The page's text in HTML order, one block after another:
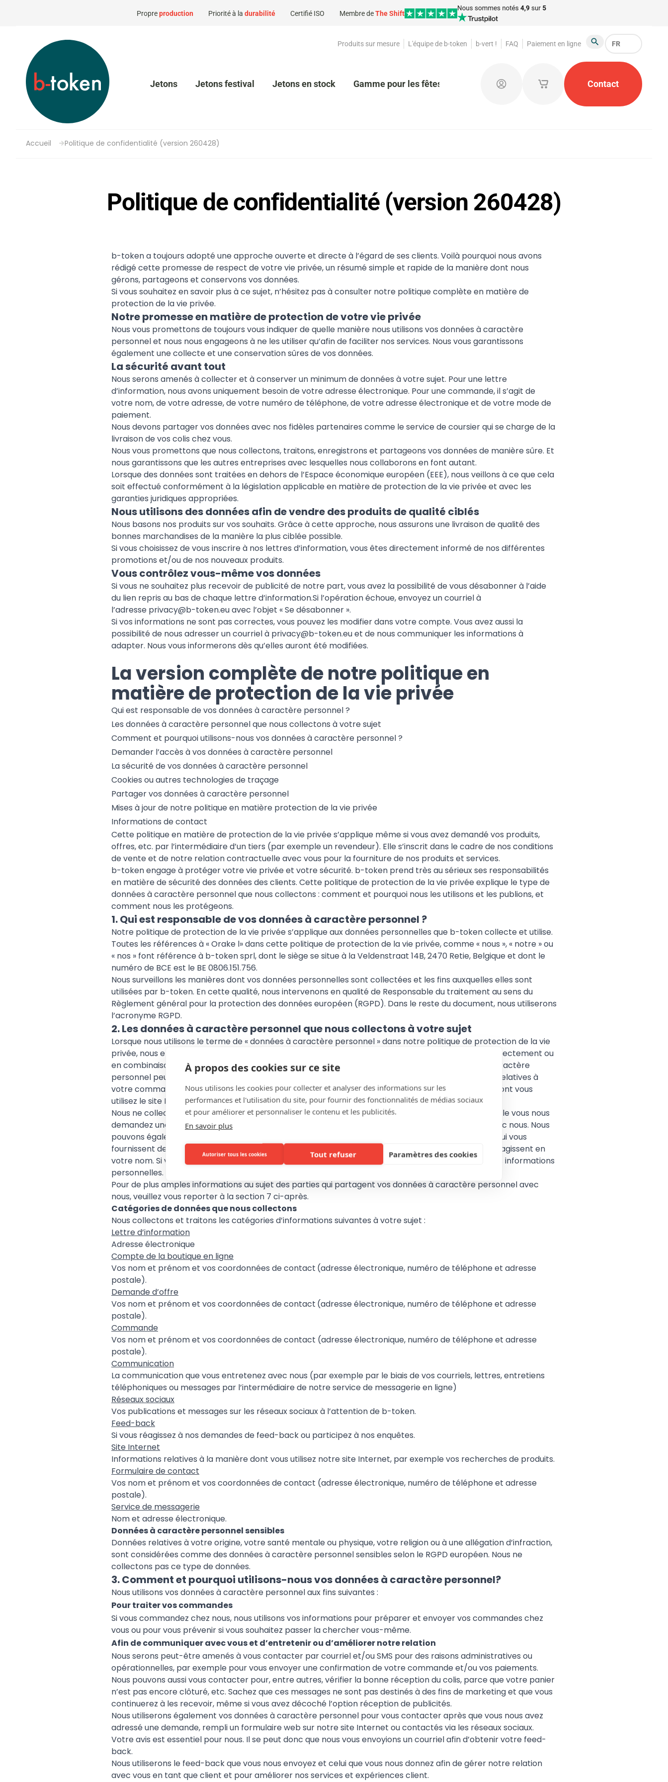
À propos des cookies sur ce site
Nous utilisons les cookies pour collecter et analyser des informations sur les
performances et l'utilisation du site, pour fournir des fonctionnalités de médias sociaux
et pour améliorer et personnaliser le contenu et les publicités.
En savoir plus
Autoriser tous les cookies Tout refuser Paramètres des cookies
Propreproduction Priorité à la durabilité Certifié ISO Membre deThe Shift
Produits sur mesure L'équipe de b-token b-vert ! FAQ Paiement en ligne
Chercher
FR
Jetons Jetons festival Jetons en stock Gamme pour les fêtes foraines Jetons de garde-robe Produits
Connectez-vousMes paniers d'achat enregistrés
Contact
Accueil Politique de confidentialité (version 260428)
Politique de confidentialité (version 260428)
b-token a toujours adopté une approche ouverte et directe à l’égard de ses clients. Voilà pourquoi nous avons
rédigé cette promesse de respect de votre vie privée, un résumé simple et rapide de la manière dont nous
gérons, partageons et conservons vos données.
Si vous souhaitez en savoir plus à ce sujet, n’hésitez pas à consulter notre politique complète en matière de
protection de la vie privée.
Notre promesse en matière de protection de votre vie privée
Nous vous promettons de toujours vous indiquer de quelle manière nous utilisons vos données à caractère
personnel et nous nous engageons à ne les utiliser qu’afin de faciliter nos services. Nous vous garantissons
également une collecte et une conservation sûres de vos données.
La sécurité avant tout
Nous serons amenés à collecter et à conserver un minimum de données à votre sujet. Pour une lettre
d’information, nous avons uniquement besoin de votre adresse électronique. Pour une commande, il s’agit de
votre nom, de votre adresse, de votre numéro de téléphone, de votre adresse électronique et de votre mode de
paiement.
Nous devons partager vos données avec nos fidèles partenaires comme le service de coursier qui se charge de la
livraison de vos colis chez vous.
Nous vous promettons que nous collectons, traitons, enregistrons et partageons vos données de manière sûre. Et
nous garantissons que les autres entreprises avec lesquelles nous collaborons en font autant.
Lorsque des données sont traitées en dehors de l’Espace économique européen (EEE), nous veillons à ce que cela
soit effectué conformément à la législation applicable en matière de protection de la vie privée et avec les
garanties juridiques appropriées.
Nous utilisons des données afin de vendre des produits de qualité ciblés
Nous basons nos produits sur vos souhaits. Grâce à cette approche, nous assurons une livraison de qualité des
bonnes marchandises de la manière la plus ciblée possible.
Si vous choisissez de vous inscrire à nos lettres d’information, vous êtes directement informé de nos différentes
promotions et/ou de nos nouveaux produits.
Vous contrôlez vous-même vos données
Si vous ne souhaitez plus recevoir de publicité de notre part, vous avez la possibilité de vous désabonner à l’aide
du lien repris au bas de chaque lettre d’information.Si l’opération échoue, envoyez un courriel à
l’adresse privacy@b-token.euavec l’objet « Se désabonner ».
Si vos informations ne sont pas correctes, vous pouvez les modifier dans votre compte. Vous avez aussi la
possibilité de nous adresser un courriel à privacy@b-token.euet de nous communiquer les informations à
adapter. Nous vous informerons dès qu’elles auront été modifiées.
La version complète de notre politique en
matière de protection de la vie privée
Qui est responsable de vos données à caractère personnel ?
Les données à caractère personnel que nous collectons à votre sujet
Comment et pourquoi utilisons-nous vos données à caractère personnel ?
Demander l’accès à vos données à caractère personnel
La sécurité de vos données à caractère personnel
Cookies ou autres technologies de traçage
Partager vos données à caractère personnel
Mises à jour de notre politique en matière protection de la vie privée
Informations de contact
Cette politique en matière de protection de la vie privée s’applique même si vous avez demandé vos produits,
offres, etc. par l’intermédiaire d’un tiers (par exemple un revendeur). Elle s’inscrit dans le cadre de nos conditions
de vente et de notre relation contractuelle avec vous pour la fourniture de nos produits et services.
b-token engage à protéger votre vie privée et votre sécurité. b-token prend très au sérieux ses responsabilités
en matière de sécurité des données des clients. Cette politique de protection de la vie privée explique le type de
données à caractère personnel que nous collectons : comment et pourquoi nous les utilisons et les publions, et
comment nous les protégeons.
1. Qui est responsable de vos données à caractère personnel ?
Notre politique de protection de la vie privée s’applique aux données personnelles que b-token collecte et utilise.
Toutes les références à « Orake l» dans cette politique de protection de la vie privée, comme « nous », « notre » ou
« nos » font référence à b-token sprl, dont le siège se situe à la Veldenstraat 14B, 2470 Retie, Belgique et dont le
numéro de BCE est le BE 0806.151.756.
Nous surveillons les manières dont vos données personnelles sont collectées et les fins auxquelles elles sont
utilisées par b-token. En cette qualité, nous intervenons en qualité de Responsable du traitement au sens du
Règlement général pour la protection des données européen (RGPD). Dans le reste du document, nous utiliserons
l’acronyme RGPD.
2. Les données à caractère personnel que nous collectons à votre sujet
Lorsque nous utilisons le terme de « données à caractère personnel » dans notre politique de protection de la vie
privée, nous entendons les informations qui vous concernent et qui permettent de vous identifier, directement ou
en combinaison avec d’autres informations dont nous disposons éventuellement. Vos données à caractère
personnel peuvent par exemple inclure votre nom, vos coordonnées de contact, des informations relatives à
votre commande (par exemple votre numéro de commande) ou des informations sur la manière dont vous
utilisez le site Internet et dont vous communiquez avec nous.
Nous ne collectons que les données à caractère personnel que vous nous transmettez si par exemple vous nous
demandez une offre, si vous utilisez notre site Internet ou nos services ou si vous prenez contact avec nous. Nous
pouvons également recevoir des données à caractère personnel de nos prestataires partenaires qui vous
fournissent des services (par exemple si vous donnez un feed-back sur nos services) ou de tiers qui agissent en
votre nom. Si vous agissez pour une autre personne, vous êtes tenu d’avoir l’autorisation d’utiliser ses informations
personnelles.
Pour de plus amples informations au sujet des parties qui partagent vos données à caractère personnel avec
nous, veuillez vous reporter à la section 7 ci-après.
Catégories de données que nous collectons
Nous collectons et traitons les catégories d’informations suivantes à votre sujet :
Lettre d’information
Adresse électronique
Compte de la boutique en ligne
Vos nom et prénom et vos coordonnées de contact (adresse électronique, numéro de téléphone et adresse
postale).
Demande d’offre
Vos nom et prénom et vos coordonnées de contact (adresse électronique, numéro de téléphone et adresse
postale).
Commande
Vos nom et prénom et vos coordonnées de contact (adresse électronique, numéro de téléphone et adresse
postale).
Communication
La communication que vous entretenez avec nous (par exemple par le biais de vos courriels, lettres, entretiens
téléphoniques ou messages par l’intermédiaire de notre service de messagerie en ligne)
Réseaux sociaux
Vos publications et messages sur les réseaux sociaux à l’attention de b-token.
Feed-back
Si vous réagissez à nos demandes de feed-back ou participez à nos enquêtes.
Site Internet
Informations relatives à la manière dont vous utilisez notre site Internet, par exemple vos recherches de produits.
Formulaire de contact
Vos nom et prénom et vos coordonnées de contact (adresse électronique, numéro de téléphone et adresse
postale).
Service de messagerie
Nom et adresse électronique.
Données à caractère personnel sensibles
Données relatives à votre origine, votre santé mentale ou physique, votre religion ou à une allégation d’infraction,
sont considérées comme des données à caractère personnel sensibles selon le RGPD européen. Nous ne
collectons pas ce type de données.
3. Comment et pourquoi utilisons-nous vos données à caractère personnel?
Nous utilisons vos données à caractère personnel aux fins suivantes :
Pour traiter vos commandes
Si vous commandez chez nous, nous utilisons vos informations pour préparer et envoyer vos commandes chez
vous ou pour vous prévenir si vous souhaitez passer la chercher vous-même.
Afin de communiquer avec vous et d’entretenir ou d’améliorer notre relation
Nous serons peut-être amenés à vous contacter par courriel et/ou SMS pour des raisons administratives ou
opérationnelles, par exemple pour vous envoyer une confirmation de votre commande et/ou vos paiements.
Nous pouvons aussi vous contacter pour, entre autres, vérifier la bonne réception du colis, parce que votre panier
n’est pas encore clôturé, etc. Sachez que ces messages ne sont pas destinés à des fins de marketing et que vous
continuerez à les recevoir, même si vous avez décoché l’option réception de publicités.
Nous utiliserons également vos données à caractère personnel pour vous contacter après que vous nous avez
adressé une demande, rempli un formulaire web sur notre site Internet ou contactés via les réseaux sociaux.
Votre avis est essentiel pour nous. Il se peut donc que nous vous envoyions un courriel afin d’obtenir votre feed-
back.
Nous utiliserons le feed-back que vous nous envoyez et celui que vous nous donnez afin de gérer notre relation
avec vous en tant que client et pour améliorer nos services et expériences client.